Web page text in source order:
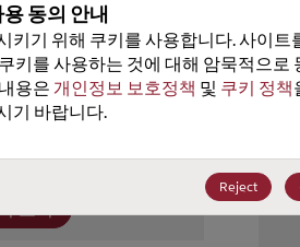
치 포트폴리오는 원 부품
번호로 구성된 50억대
고 있습니다. Rochester
는 넓은 범위의 전원, 성
포함되어.
보기
오
사
서
취
다.
동의 안내
키기 위해 쿠키를 사용합니다. 사이트
키를 사용하는 것에 대해 암묵적으로
용은 개인정보 보호정책 및 쿠키 정책
기 바랍니다.
Reject